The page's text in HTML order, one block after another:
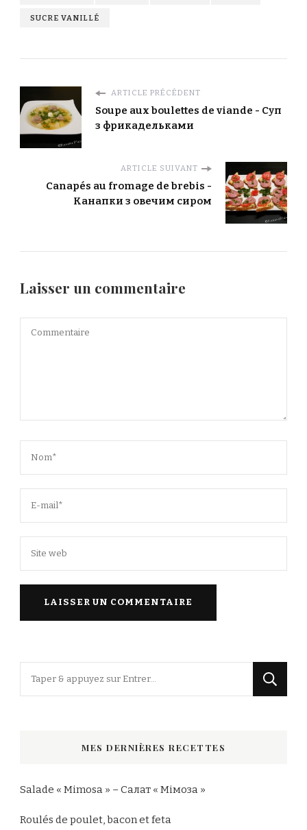
SUCRE VANILLÉ
ARTICLE PRÉCÉDENT
Soupe aux boulettes de viande - Суп
з фрикадельками
ARTICLE SUIVANT
Canapés au fromage de brebis -
Канапки з овечим сиром
Laisser un commentaire
MES DERNIÈRES RECETTES
Salade « Mimosa » – Салат « Мімоза »
Roulés de poulet, bacon et feta